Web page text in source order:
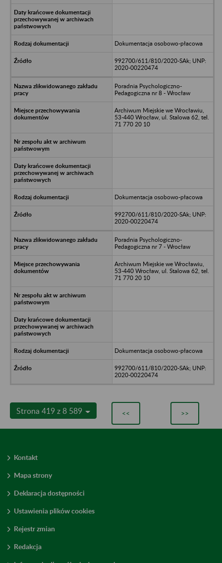
Dokumentacja osobowo-płacowa
992700/611/810/2020-SAk; UNP:
2020-00220474
Poradnia Psychologiczno-
Pedagogiczna nr 8 - Wrocław
Archiwum Miejskie we Wrocławiu,
53-440 Wrocław, ul. Stalowa 62, tel.
71 770 20 10
Dokumentacja osobowo-płacowa
992700/611/810/2020-SAk; UNP:
2020-00220474
Poradnia Psychologiczno-
Pedagogiczna nr 7 - Wrocław
Archiwum Miejskie we Wrocławiu,
53-440 Wrocław, ul. Stalowa 62, tel.
71 770 20 10
Dokumentacja osobowo-płacowa
992700/611/810/2020-SAk; UNP:
2020-00220474
Strona 419 z 8 589 << >>
Kontakt
Mapa strony
Deklaracja dostępności
Ustawienia plików cookies
Rejestr zmian
Redakcja